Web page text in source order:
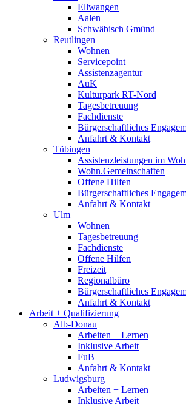
Ellwangen
Aalen
Schwäbisch Gmünd
Reutlingen
Wohnen
Servicepoint
Assistenzagentur
AuK
Kulturpark RT-Nord
Tagesbetreuung
Fachdienste
Bürgerschaftliches
Anfahrt & Kontakt
Tübingen
Assistenzleistungen im
Wohn.Gemeinschaften
Offene Hilfen
Bürgerschaftliches
Anfahrt & Kontakt
Ulm
Wohnen
Tagesbetreuung
Fachdienste
Offene Hilfen
Freizeit
Regionalbüro
Bürgerschaftliches
Anfahrt & Kontakt
Arbeit + Qualifizierung
Alb-Donau
Arbeiten + Lernen
Inklusive Arbeit
FuB
Anfahrt & Kontakt
Ludwigsburg
Arbeiten + Lernen
Inklusive Arbeit